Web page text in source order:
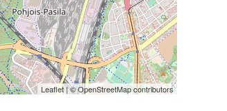
Leaflet| ©OpenStreetMapcontributors